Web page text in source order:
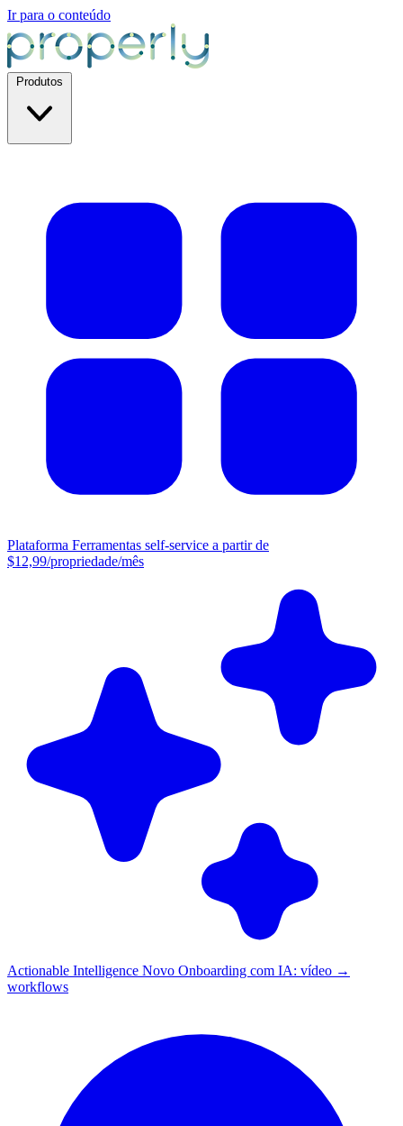
Ir para o conteúdo
Plataforma Ferramentas self-service a partir de
$12,99/propriedade/mês
Actionable Intelligence Novo Onboarding com IA: vídeo →
workflows